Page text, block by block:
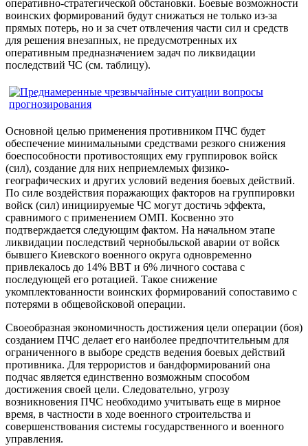
оперативно-стратегической обстановки. Боевые возможности
воинских формирований будут снижаться не только из-за
прямых потерь, но и за счет отвлечения части сил и средств
для решения внезапных, не предусмотренных их
оперативным предназначением задач по ликвидации
последствий ЧС (см. таблицу).
Основной целью применения противником ПЧС будет
обеспечение минимальными средствами резкого снижения
боеспособности противостоящих ему группировок войск
(сил), создание для них неприемлемых физико-
географических и других условий ведения боевых действий.
По силе воздействия поражающих факторов на группировки
войск (сил) инициируемые ЧС могут достичь эффекта,
сравнимого с применением ОМП. Косвенно это
подтверждается следующим фактом. На начальном этапе
ликвидации последствий чернобыльской аварии от войск
бывшего Киевского военного округа одновременно
привлекалось до 14% ВВТ и 6% личного состава с
последующей его ротацией. Такое снижение
укомплектованности воинских формирований сопоставимо с
потерями в общевойсковой операции.
Своеобразная экономичность достижения цели операции (боя)
созданием ПЧС делает его наиболее предпочтительным для
ограниченного в выборе средств ведения боевых действий
противника. Для террористов и бандформирований она
подчас является единственно возможным способом
достижения своей цели. Следовательно, угрозу
возникновения ПЧС необходимо учитывать еще в мирное
время, в частности в ходе военного строительства и
совершенствования системы государственного и военного
управления.